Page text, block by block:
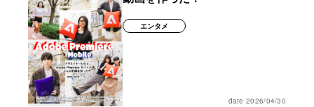
エンタメ
date 2026/04/30